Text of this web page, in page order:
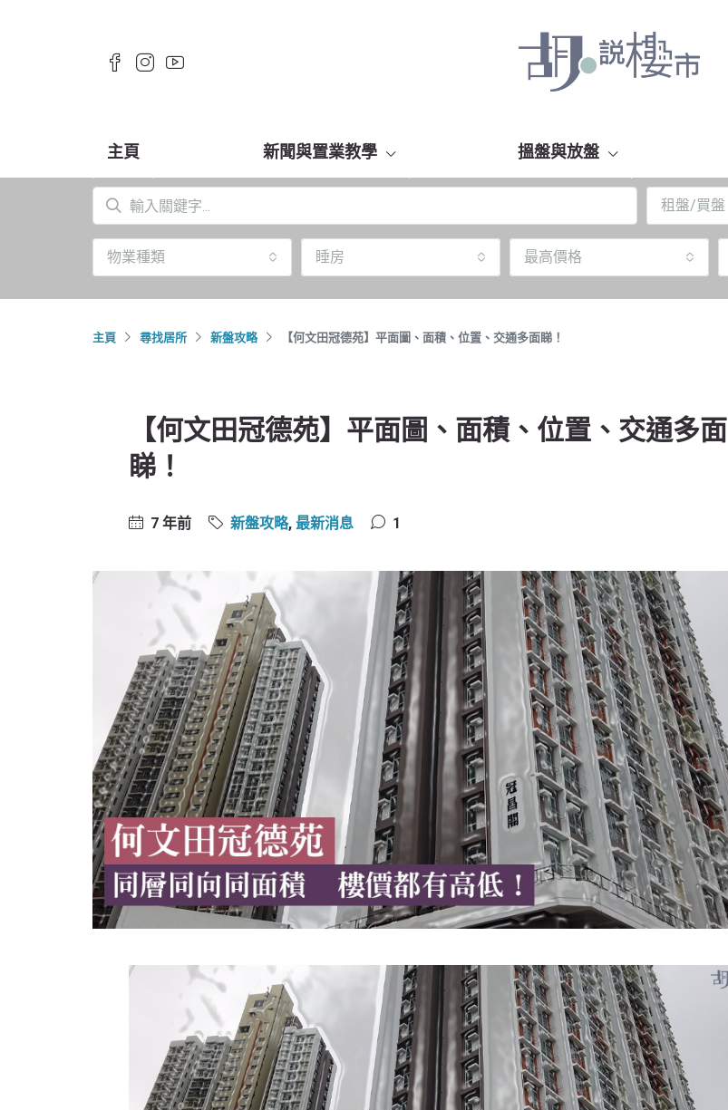
主頁 新聞與置業教學 搵盤與放盤
租盤/買盤
物業種類 睡房 最高價格
主頁 尋找居所 新盤攻略 【何文田冠德苑】平面圖、面積、位置、交通多面睇！
【何文田冠德苑】平面圖、面積、位置、交通多面
睇！
7 年前 新盤攻略, 最新消息 1